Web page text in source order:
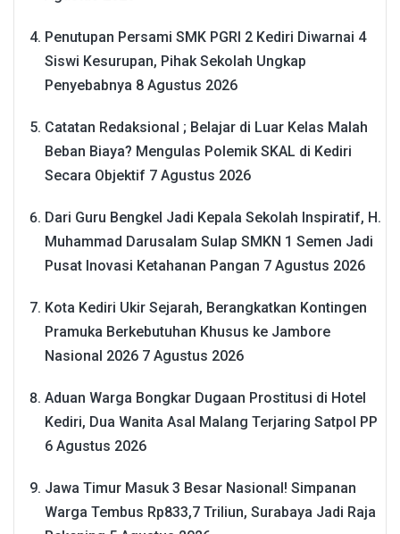
Penutupan Persami SMK PGRI 2 Kediri Diwarnai 4
Siswi Kesurupan, Pihak Sekolah Ungkap
Penyebabnya 8 Agustus 2026
Catatan Redaksional ; Belajar di Luar Kelas Malah
Beban Biaya? Mengulas Polemik SKAL di Kediri
Secara Objektif 7 Agustus 2026
Dari Guru Bengkel Jadi Kepala Sekolah Inspiratif, H.
Muhammad Darusalam Sulap SMKN 1 Semen Jadi
Pusat Inovasi Ketahanan Pangan 7 Agustus 2026
Kota Kediri Ukir Sejarah, Berangkatkan Kontingen
Pramuka Berkebutuhan Khusus ke Jambore
Nasional 2026 7 Agustus 2026
Aduan Warga Bongkar Dugaan Prostitusi di Hotel
Kediri, Dua Wanita Asal Malang Terjaring Satpol PP
6 Agustus 2026
Jawa Timur Masuk 3 Besar Nasional! Simpanan
Warga Tembus Rp833,7 Triliun, Surabaya Jadi Raja